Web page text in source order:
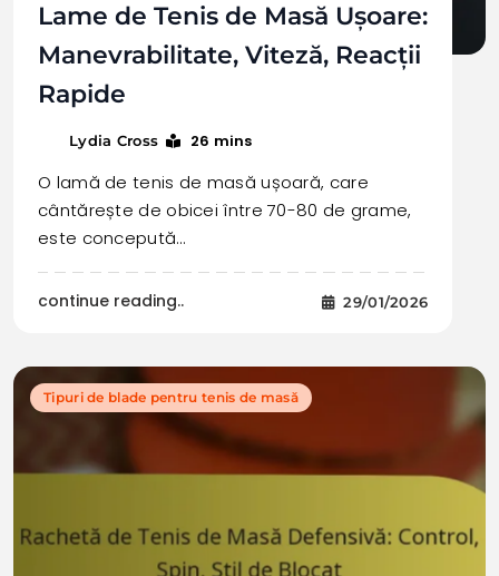
Lame de Tenis de Masă Ușoare:
Manevrabilitate, Viteză, Reacții
Rapide
Lydia Cross 26 mins
O lamă de tenis de masă ușoară, care
cântărește de obicei între 70-80 de grame,
este concepută…
continue reading.. 29/01/2026
Tipuri de blade pentru tenis de masă